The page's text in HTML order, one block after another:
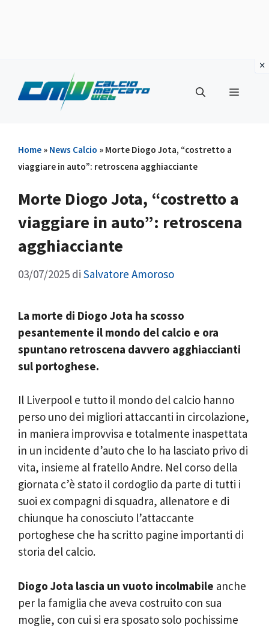
contenuto
Menu
Home » News Calcio » Morte Diogo Jota, “costretto a
viaggiare in auto”: retroscena agghiacciante
Morte Diogo Jota, “costretto a
viaggiare in auto”: retroscena
agghiacciante
03/07/2025 di Salvatore Amoroso
La morte di Diogo Jota ha scosso
pesantemente il mondo del calcio e ora
spuntano retroscena davvero agghiaccianti
sul portoghese.
Il Liverpool e tutto il mondo del calcio hanno
perso uno dei migliori attaccanti in circolazione,
in maniera improvvisa e totalmente inaspettata
in un incidente d’auto che lo ha lasciato privo di
vita, insieme al fratello Andre. Nel corso della
giornata c’è stato il cordoglio da parte di tutti i
suoi ex compagni di squadra, allenatore e di
chiunque ha conosciuto l’attaccante
portoghese che ha scritto pagine importanti di
storia del calcio.
Diogo Jota lascia un vuoto incolmabile anche
per la famiglia che aveva costruito con sua
moglie, con cui si era sposato solo pochissime